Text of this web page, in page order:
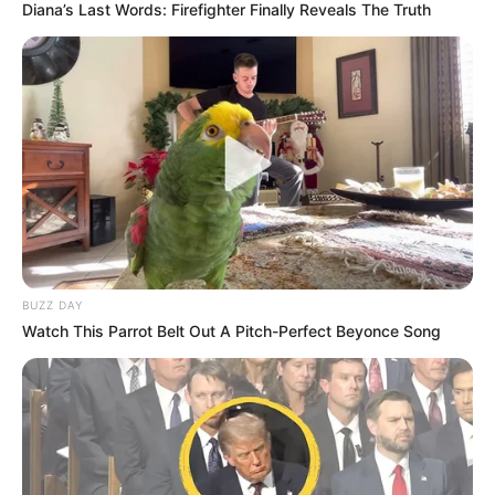
TEMAS RELACIONADOS
CUARENTENA
MANTÉNGASE EN ALERTA
Tenemos todas las noticias que le
interesan. Para estar bien informado, por
favor, active las notificaciones de Alerta.
ACTIVAR AHORA
TEMAS DESTACADOS
Diana’s Last Words: Firefighter Finally Reveals The Truth
BUZZ DAY
Watch This Parrot Belt Out A Pitch-Perfect Beyonce Song